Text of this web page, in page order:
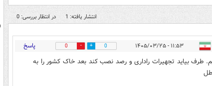
انتشار یافته: 1 در انتظار بررسی: 0
۱۱:۵۳ - ۱۴۰۵/۰۳/۲۵ 0
0 پاسخ
طرف بیاید تجهیرات راداری و رصد نصب کند بعد خاک کشور را به